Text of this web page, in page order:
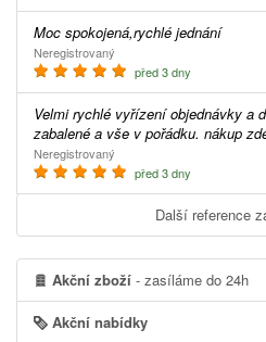
Moc spokojená,rychlé jednání
Neregistrovaný
před 3 dny
Velmi rychlé vyřízení objednávky a dodání zboží. pečlivě
zabalené a vše v pořádku. nákup
Neregistrovaný
před 3 dny
Další reference
Akční zboží - zasíláme do 24h
Akční nabídky